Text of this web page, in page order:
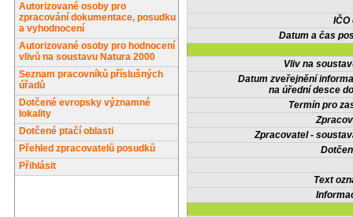
Autorizované osoby pro
zpracování dokumentace, posudku
a vyhodnocení
Autorizované osoby pro hodnocení
vlivů na soustavu Natura 2000
Seznam pracovníků příslušných
úřadů
Dotčené evropsky významné
lokality
Dotčené ptačí oblasti
Přehled zpracovatelů posudků
Přihlásit
IČO
Datum a čas
Vliv na
Datum zveřejnění
na úřední desce
Termín pro
Zpracovatel -
Text